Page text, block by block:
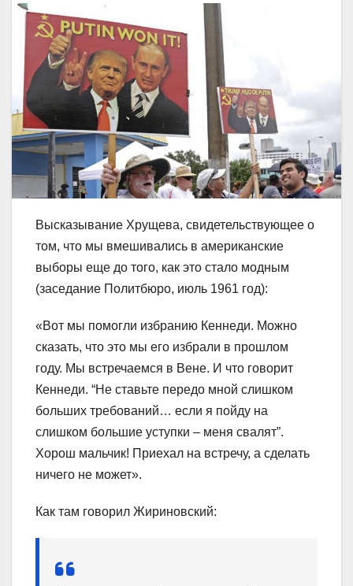
Высказывание Хрущева, свидетельствующее о
том, что мы вмешивались в американские
выборы еще до того, как это стало модным
(заседание Политбюро, июль 1961 год):
«Вот мы помогли избранию Кеннеди. Можно
сказать, что это мы его избрали в прошлом
году. Мы встречаемся в Вене. И что говорит
Кеннеди. “Не ставьте передо мной слишком
больших требований… если я пойду на
слишком большие уступки – меня свалят”.
Хорош мальчик! Приехал на встречу, а сделать
ничего не может».
Как там говорил Жириновский: